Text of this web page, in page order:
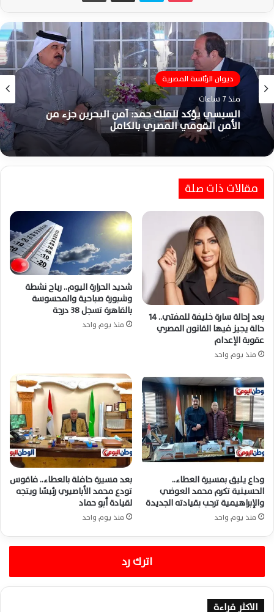
ديوان الرئاسة المصرية
منذ 7 ساعات
السيسي يؤكد للملك حمد: أمن البحرين جزء من
الأمن القومي المصري بالكامل
مقالات ذات صلة
بعد إحالة سارة خليفة للمفتي.. 14
حالة يجيز فيها القانون المصري
عقوبة الإعدام
منذ يوم واحد
شديد الحرارة اليوم.. رياح نشطة
وشبورة صباحية والمحسوسة
بالقاهرة تسجل 38 درجة
منذ يوم واحد
وداع يليق بمسيرة العطاء..
الحسينية تكرم محمد العوضي
والإبراهيمية ترحب بقيادته الجديدة
منذ يوم واحد
بعد مسيرة حافلة بالعطاء.. فاقوس
تودع محمد الأباصيري رئيسًا ويتجه
لقيادة أبو حماد
منذ يوم واحد
اترك رد
الاكثر قراءة